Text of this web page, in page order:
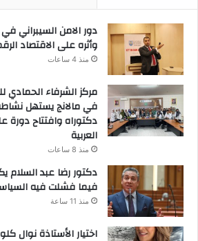
دور الامن السيبراني
وأثره على الاقتصاد
منذ 4 ساعات
مركز الشرفاء الحمادي
في مالانج يستهل
دكتوراه وافتتاح دورة
العربية
منذ 8 ساعات
دكتور رضا عبد السلام
فيما فشلت فيه
منذ 11 ساعة
اختيار الأستاذة نوال